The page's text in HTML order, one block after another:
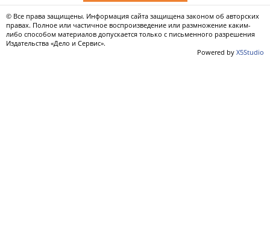
© Все права защищены. Информация сайта защищена законом об авторских
правах. Полное или частичное воспроизведение или размножение каким-
либо способом материалов допускается только с письменного разрешения
Издательства «Дело и Сервис».
Powered by X5Studio